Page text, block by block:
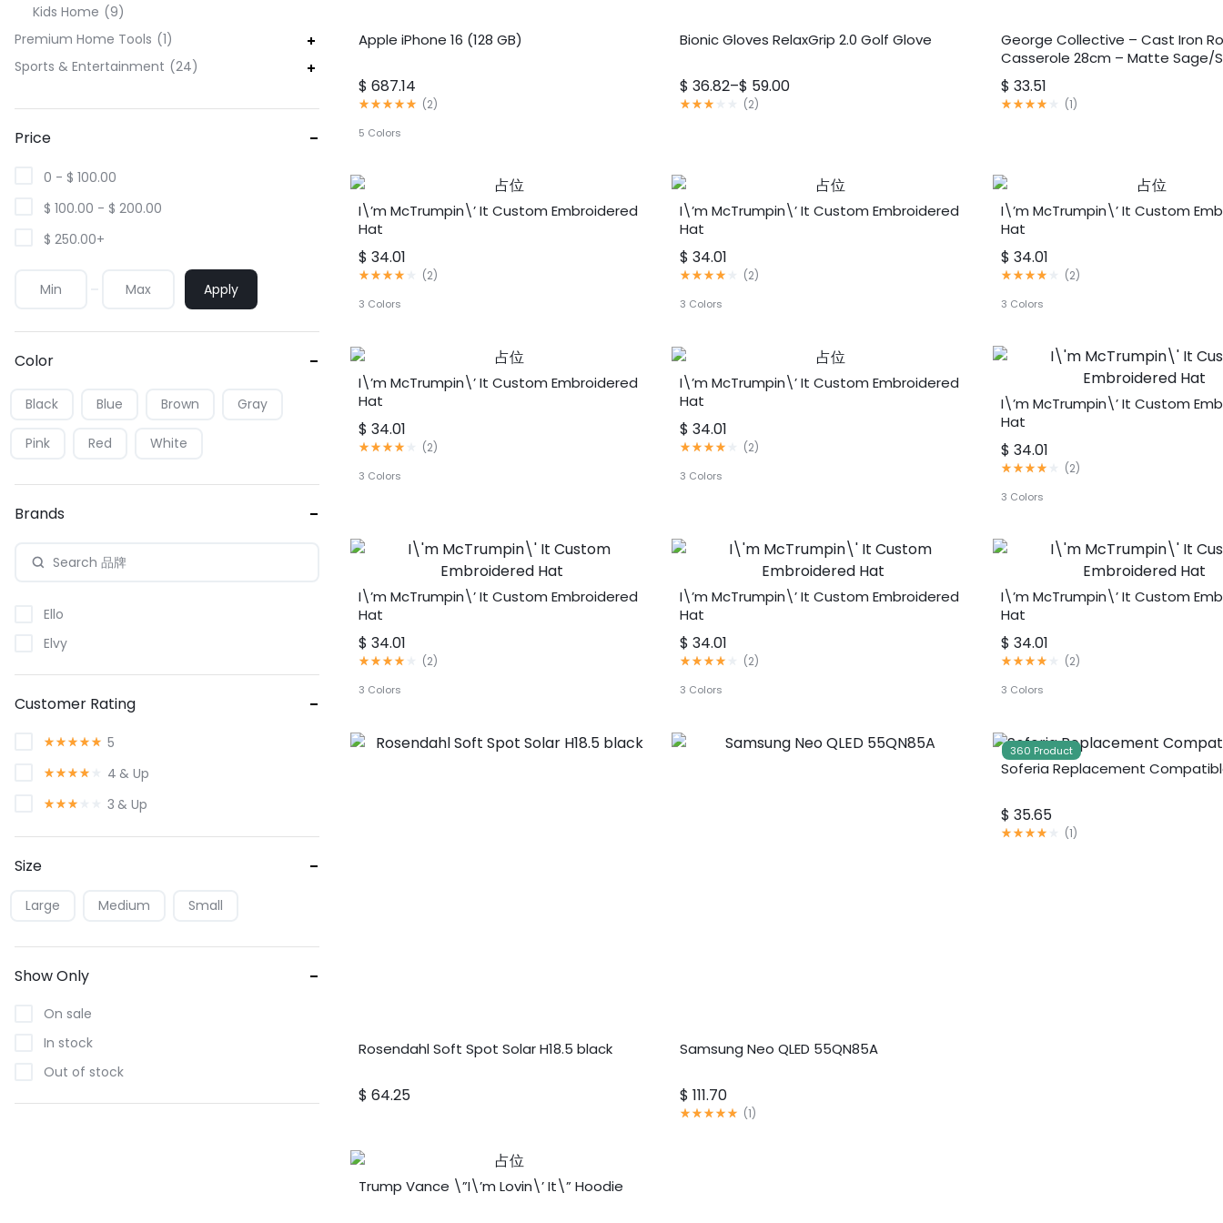
Apple iPhone 16 (128 GB)
$ 687.14
评
5.00
5
分
(2)
5 Colors
Bionic Gloves RelaxGrip 2.0 Golf Glove
$ 36.82–$ 59.00
价
格
至
$ 59.00
评
5
分
(2)
George Collective – Cast Iron
Casserole 28cm – Matte Sage/
$ 33.51
评
5
分
(1)
I\’m McTrumpin\’ It Custom Embroidered
Hat
$ 34.01
评
4.00
分
(2)
3 Colors
I\’m McTrumpin\’ It Custom Embroidered
Hat
$ 34.01
评
4.00
分
(2)
3 Colors
I\’m McTrumpin\’ It Custom
Hat
$ 34.01
评
4.00
5
分
(2)
3 Colors
I\’m McTrumpin\’ It Custom Embroidered
Hat
$ 34.01
评
4.00
(2)
3 Colors
I\’m McTrumpin\’ It Custom Embroidered
Hat
$ 34.01
评
4.00
(2)
3 Colors
I\’m McTrumpin\’ It Custom
Hat
$ 34.01
评
4.00
5
分
(2)
3 Colors
I\’m McTrumpin\’ It Custom Embroidered
Hat
$ 34.01
评
4.00
分
(2)
3 Colors
I\’m McTrumpin\’ It Custom Embroidered
Hat
$ 34.01
评
4.00
分
(2)
3 Colors
I\’m McTrumpin\’ It Custom
Hat
$ 34.01
评
4.00
分
(2)
3 Colors
Rosendahl Soft Spot Solar H18.5 black
$ 64.25
Samsung Neo QLED 55QN85A
$ 111.70
评
(1)
360 Product
Soferia Replacement
$ 35.65
评
(1)
Trump Vance \”I\’m Lovin\’ It\” Hoodie
Kids Home
9
Premium Home Tools
1
Sports & Entertainment
24
Price
0 - $ 100.00
$ 100.00 - $ 200.00
$ 250.00+
Apply
Color
Black Blue Brown Gray
Pink Red White
Brands
Ello
Elvy
Customer Rating
评
5
满
分
5
5
评
4
满
5
4 & Up
评
3 & Up
Size
Large Medium Small
Show Only
On sale
In stock
Out of stock